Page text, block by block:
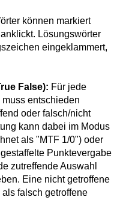
können markiert
Lösungswörter
eingeklammert,
False): Für jede
entschieden
oder falsch/nicht
kann dabei im Modus
als "MTF 1/0") oder
Punktevergabe
zutreffende Auswahl
Eine nicht getroffene
falsch getroffene